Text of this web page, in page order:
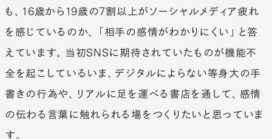
も、16歳から19歳の7割以上がソーシャルメディア疲れ
を感じているのか、「相手の感情がわかりにくい」と答
えています。当初SNSに期待されていたものが機能不
全を起こしているいま、デジタルによらない等身大の手
書きの行為や、リアルに足を運べる書店を通して、感情
の伝わる言葉に触れられる場をつくりたいと思っていま
す。